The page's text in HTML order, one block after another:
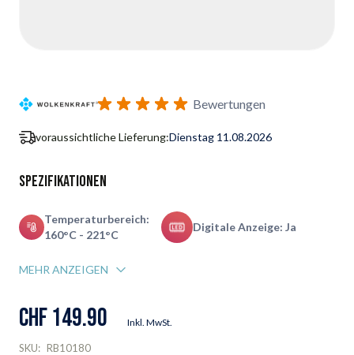
Bewertungen
voraussichtliche Lieferung:Dienstag 11.08.2026
Spezifikationen
Temperaturbereich:
160°C - 221°C
Digitale Anzeige: Ja
MEHR ANZEIGEN
CHF 149.90 Inkl. MwSt.
SKU: RB10180